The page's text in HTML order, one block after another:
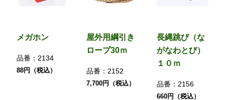
メガホン
品番： 2134
88円（税込）
屋外用綱引き
ロープ30ｍ
品番： 2152
7,700円（税込）
長縄跳び（な
がなわとび）
１０ｍ
品番： 2156
660円（税込）